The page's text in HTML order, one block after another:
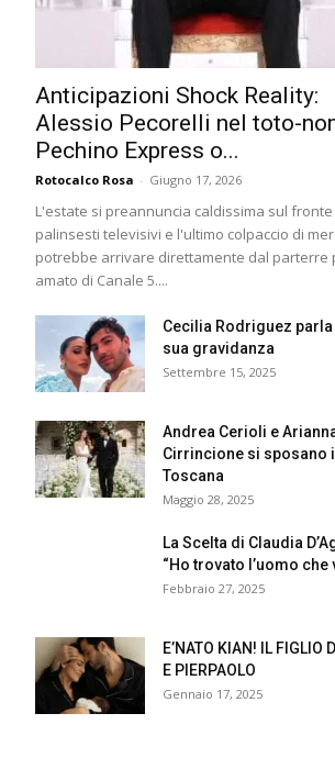
Anticipazioni Shock Reality:
Alessio Pecorelli nel toto-
Pechino Express o...
Rotocalco Rosa - Giugno 17, 2026
L'estate si preannuncia caldissima sul
palinsesti televisivi e l'ultimo colpaccio di
potrebbe arrivare direttamente dal parterre
amato di Canale 5....
Cecilia Rodriguez
sua gravidanza
Settembre 15, 2025
Andrea Cerioli e
Cirrincione si sposano
Toscana
Maggio 28, 2025
La Scelta di Claudia
“Ho trovato l’uomo che
Febbraio 27, 2025
E’NATO KIAN! IL FIGLIO
E PIERPAOLO
Gennaio 17, 2025